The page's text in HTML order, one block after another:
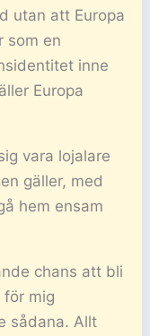
utan att Europa
som en
inne
Europa
vara lojalare
gäller, med
hem ensam
chans att bli
för mig
sådana. Allt